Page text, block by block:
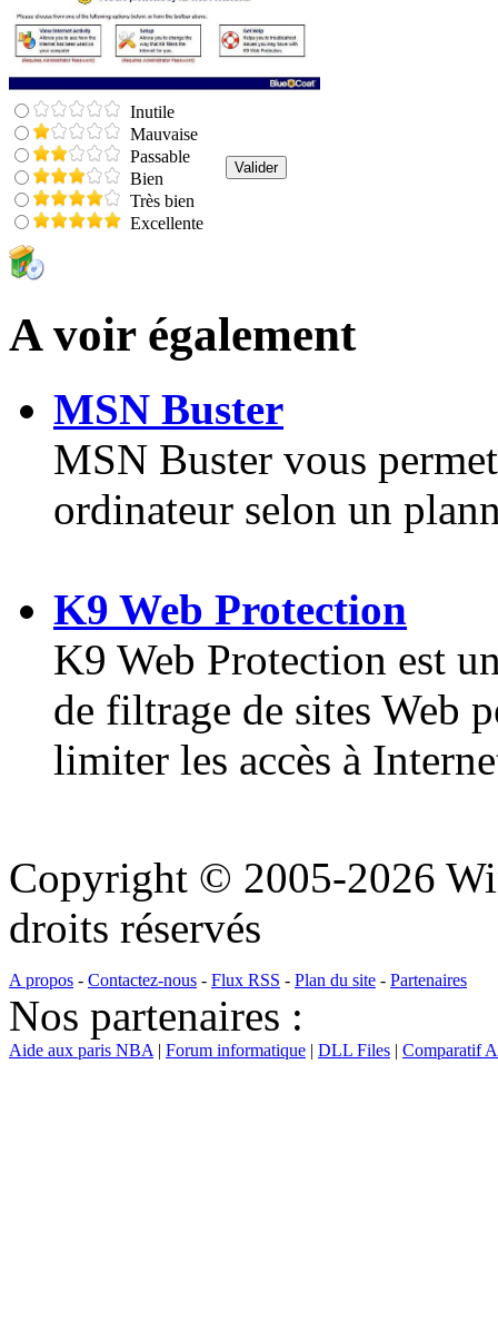
Inutile
Mauvaise
Passable
Bien
Très bien
Excellente
A voir également
MSN Buster
MSN Buster vous
ordinateur selon un
K9 Web Protection
K9 Web Protection est
de filtrage de sites Web
limiter les accès à
Copyright © 2005-2026
droits réservés
A propos - Contactez-nous - Flux RSS - Plan du site - Partenaires
Nos partenaires :
Aide aux paris NBA | Forum informatique | DLL Files | Comparatif